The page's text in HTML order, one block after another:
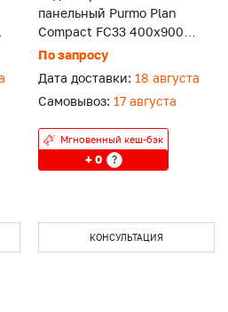
панельный Purmo Plan
Compact FC33 400x900
боковое подключение.
По запросу
Дата доставки: 18 августа
Самовывоз: 17 августа
Мгновенный кеш-бэк
+ 0 ?
КОНСУЛЬТАЦИЯ